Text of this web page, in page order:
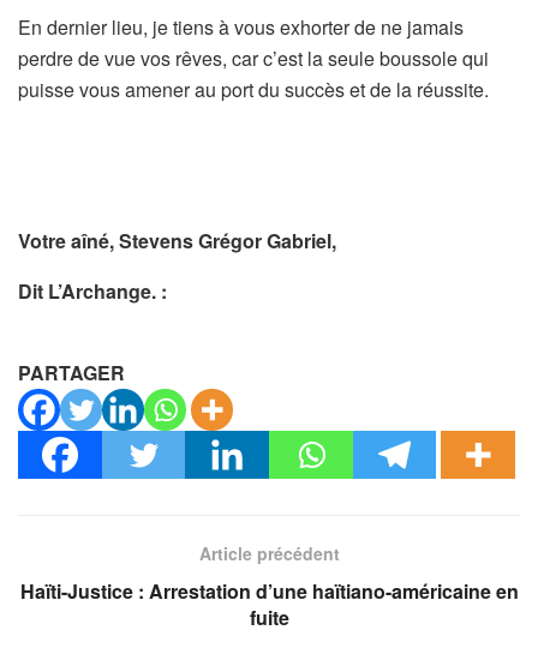
En dernier lieu, je tiens à vous exhorter de ne jamais
perdre de vue vos rêves, car c’est la seule boussole qui
puisse vous amener au port du succès et de la réussite.
Votre aîné, Stevens Grégor Gabriel,
Dit L’Archange. :
PARTAGER
Article précédent
Haïti-Justice : Arrestation d’une haïtiano-américaine en
fuite